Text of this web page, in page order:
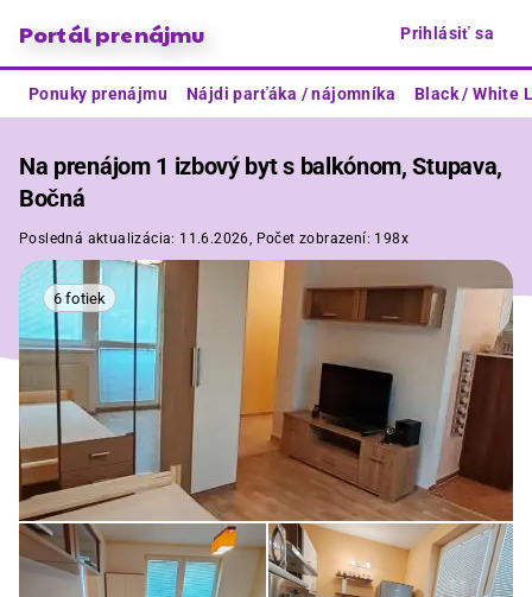
Portál prenájmu Prihlásiť sa
Ponuky prenájmu Nájdi parťáka / nájomníka Black / White
Na prenájom 1 izbový byt s balkónom, Stupava,
Bočná
Posledná aktualizácia: 11.6.2026, Počet zobrazení: 198x
6 fotiek